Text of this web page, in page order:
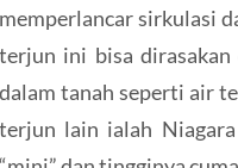
memperlancar sirkulasi
terjun ini bisa
dalam tanah seperti air
terjun lain ialah